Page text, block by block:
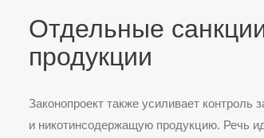
Отдельные
продукции
Законопроект также усиливает
и никотинсодержащую продукцию. Речь